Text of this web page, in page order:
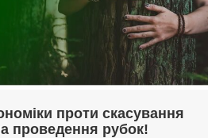
проти скасування
проведення рубок!